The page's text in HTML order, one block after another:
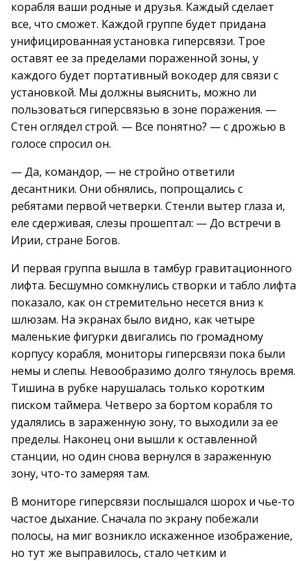
корабля ваши родные и друзья. Каждый сделает
все, что сможет. Каждой группе будет придана
унифицированная установка гиперсвязи. Трое
оставят ее за пределами пораженной зоны, у
каждого будет портативный вокодер для связи с
установкой. Мы должны выяснить, можно ли
пользоваться гиперсвязью в зоне поражения. —
Стен оглядел строй. — Все понятно? — с дрожью в
голосе спросил он.
— Да, командор, — не стройно ответили
десантники. Они обнялись, попрощались с
ребятами первой четверки. Стенли вытер глаза и,
еле сдерживая, слезы прошептал: — До встречи в
Ирии, стране Богов.
И первая группа вышла в тамбур гравитационного
лифта. Бесшумно сомкнулись створки и табло лифта
показало, как он стремительно несется вниз к
шлюзам. На экранах было видно, как четыре
маленькие фигурки двигались по громадному
корпусу корабля, мониторы гиперсвязи пока были
немы и слепы. Невообразимо долго тянулось время.
Тишина в рубке нарушалась только коротким
писком таймера. Четверо за бортом корабля то
удалялись в зараженную зону, то выходили за ее
пределы. Наконец они вышли к оставленной
станции, но один снова вернулся в зараженную
зону, что-то замеряя там.
В мониторе гиперсвязи послышался шорох и чье-то
частое дыхание. Сначала по экрану побежали
полосы, на миг возникло искаженное изображение,
но тут же выправилось, стало четким и